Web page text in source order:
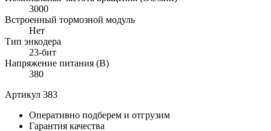
3000
Встроенный тормозной модуль
Нет
Тип энкодера
23-бит
Напряжение питания (В)
380
Артикул 383
Оперативно подберем и отгрузим
Гарантия качества